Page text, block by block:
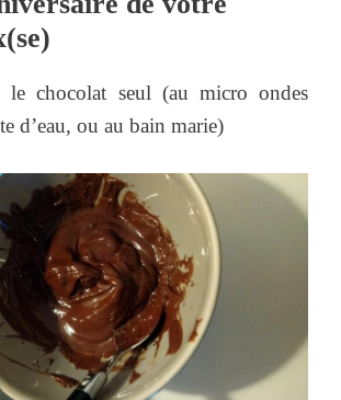
le chocolat seul (au micro ondes
d’eau, ou au bain marie)